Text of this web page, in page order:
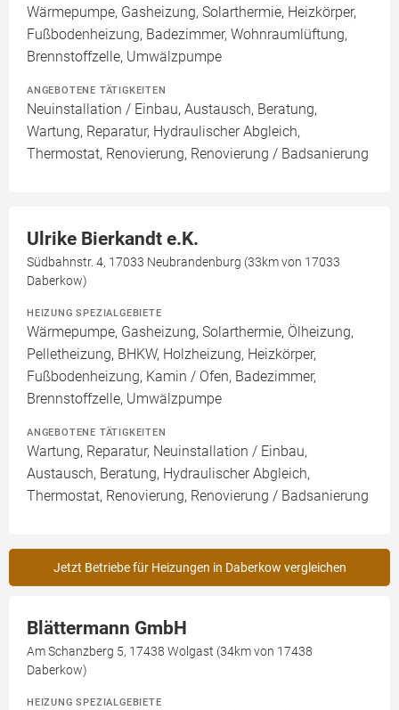
Wärmepumpe, Gasheizung, Solarthermie, Heizkörper,
Fußbodenheizung, Badezimmer, Wohnraumlüftung,
Brennstoffzelle, Umwälzpumpe
ANGEBOTENE TÄTIGKEITEN
Neuinstallation / Einbau, Austausch, Beratung,
Wartung, Reparatur, Hydraulischer Abgleich,
Thermostat, Renovierung, Renovierung / Badsanierung
Ulrike Bierkandt e.K.
Südbahnstr. 4, 17033 Neubrandenburg (33km von 17033
Daberkow)
HEIZUNG SPEZIALGEBIETE
Wärmepumpe, Gasheizung, Solarthermie, Ölheizung,
Pelletheizung, BHKW, Holzheizung, Heizkörper,
Fußbodenheizung, Kamin / Ofen, Badezimmer,
Brennstoffzelle, Umwälzpumpe
ANGEBOTENE TÄTIGKEITEN
Wartung, Reparatur, Neuinstallation / Einbau,
Austausch, Beratung, Hydraulischer Abgleich,
Thermostat, Renovierung, Renovierung / Badsanierung
Jetzt Betriebe für Heizungen in Daberkow vergleichen
Blättermann GmbH
Am Schanzberg 5, 17438 Wolgast (34km von 17438
Daberkow)
HEIZUNG SPEZIALGEBIETE